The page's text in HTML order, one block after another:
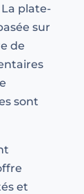
plate-
sur
de
sont
et